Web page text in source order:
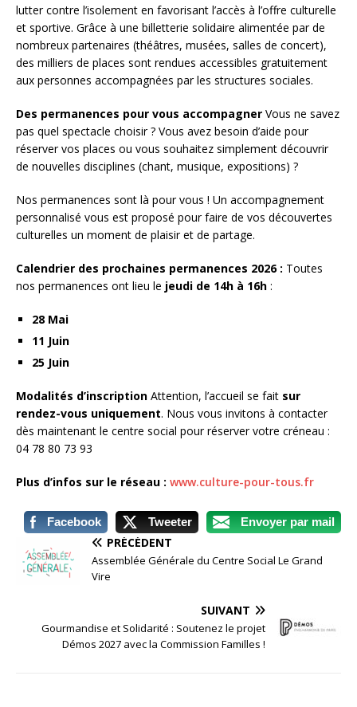
lutter contre l’isolement en favorisant l’accès à l’offre culturelle
et sportive. Grâce à une billetterie solidaire alimentée par de
nombreux partenaires (théâtres, musées, salles de concert),
des milliers de places sont rendues accessibles gratuitement
aux personnes accompagnées par les structures sociales.
Des permanences pour vous accompagner Vous ne savez
pas quel spectacle choisir ? Vous avez besoin d’aide pour
réserver vos places ou vous souhaitez simplement découvrir
de nouvelles disciplines (chant, musique, expositions) ?
Nos permanences sont là pour vous ! Un accompagnement
personnalisé vous est proposé pour faire de vos découvertes
culturelles un moment de plaisir et de partage.
Calendrier des prochaines permanences 2026 : Toutes
nos permanences ont lieu le jeudi de 14h à 16h :
28 Mai
11 Juin
25 Juin
Modalités d’inscription Attention, l’accueil se fait sur
rendez-vous uniquement. Nous vous invitons à contacter
dès maintenant le centre social pour réserver votre créneau :
04 78 80 73 93
Plus d’infos sur le réseau : www.culture-pour-tous.fr
Facebook Tweeter Envoyer par mail
PRÉCÉDENT
Assemblée Générale du Centre Social Le Grand
Vire
SUIVANT
Gourmandise et Solidarité : Soutenez le projet
Démos 2027 avec la Commission Familles !